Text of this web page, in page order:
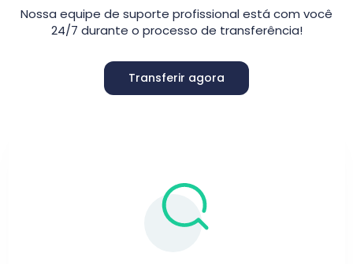
Nossa equipe de suporte profissional está com você
24/7 durante o processo de transferência!
Transferir agora